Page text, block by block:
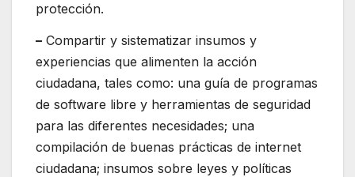
protección.
– Compartir y sistematizar insumos y
experiencias que alimenten la acción
ciudadana, tales como: una guía de programas
de software libre y herramientas de seguridad
para las diferentes necesidades; una
compilación de buenas prácticas de internet
ciudadana; insumos sobre leyes y políticas